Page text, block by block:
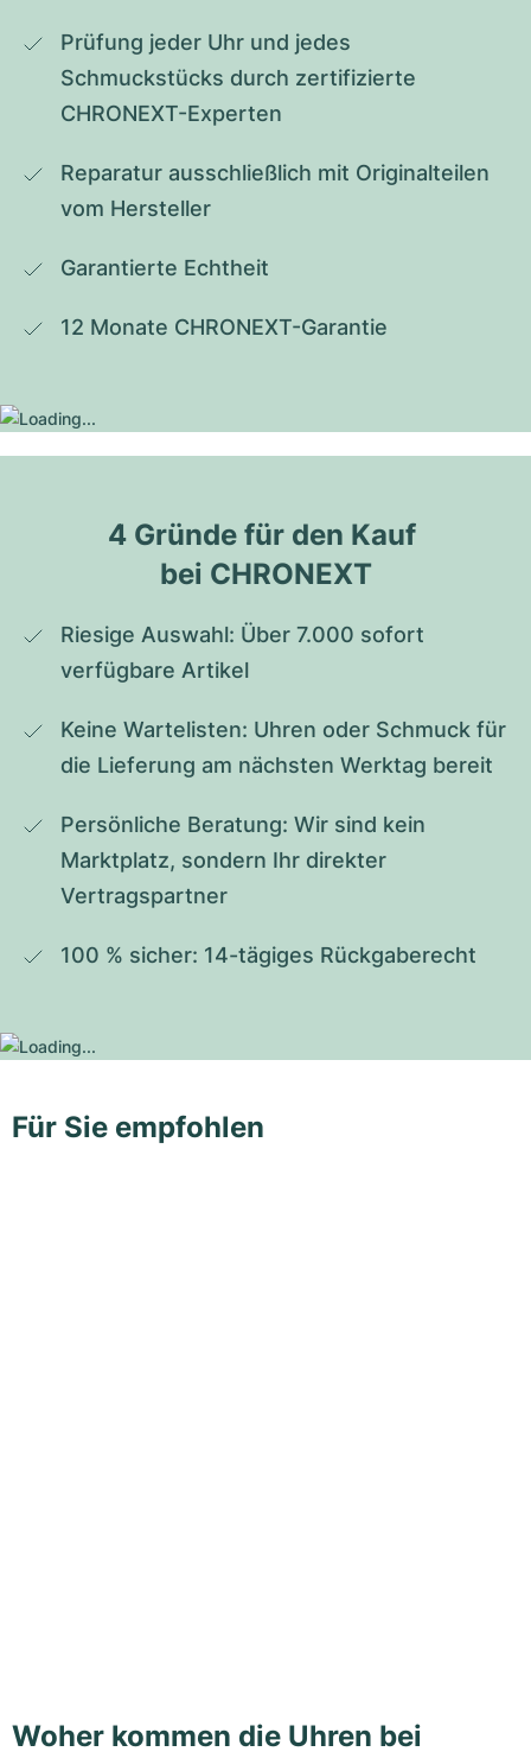
Prüfung jeder Uhr und jedes
Schmuckstücks durch zertifizierte
CHRONEXT-Experten
Reparatur ausschließlich mit Originalteilen
vom Hersteller
Garantierte Echtheit
12 Monate CHRONEXT-Garantie
4 Gründe für den Kauf
bei CHRONEXT
Riesige Auswahl: Über 7.000 sofort
verfügbare Artikel
Keine Wartelisten: Uhren oder Schmuck für
die Lieferung am nächsten Werktag bereit
Persönliche Beratung: Wir sind kein
Marktplatz, sondern Ihr direkter
Vertragspartner
100 % sicher: 14-tägiges Rückgaberecht
Für Sie empfohlen
Woher kommen die Uhren bei